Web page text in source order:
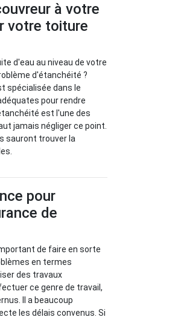
à votre
votre toiture
d'eau au niveau de votre
d'étanchéité ?
spécialisée dans le
pour rendre
est l'une des
jamais négliger ce point.
sauront trouver la
pour
de
de faire en sorte
en termes
des travaux
ce genre de travail,
Il a beaucoup
les délais convenus. Si